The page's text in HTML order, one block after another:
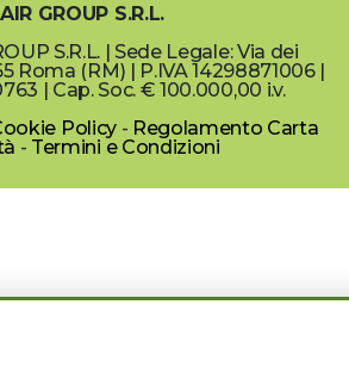
AIR GROUP S.R.L.
S.R.L. | Sede Legale: Via dei
Roma (RM) | P.IVA 14298871006 |
| Cap. Soc. € 100.000,00 i.v.
Policy- Regolamento Carta
- Termini e Condizioni